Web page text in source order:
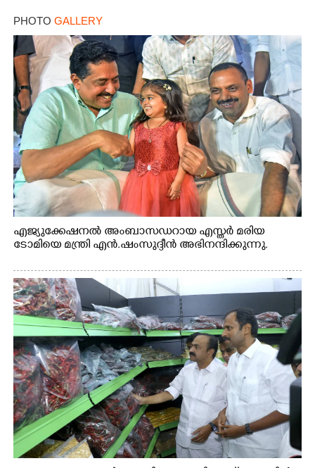
PHOTO GALLERY
എജ്യുക്കേഷനൽ അംബാസഡറായ എസ്തർ മരിയ
ടോമിയെ മന്ത്രി എൻ.ഷംസുദ്ദീൻ അഭിനന്ദിക്കുന്നു.